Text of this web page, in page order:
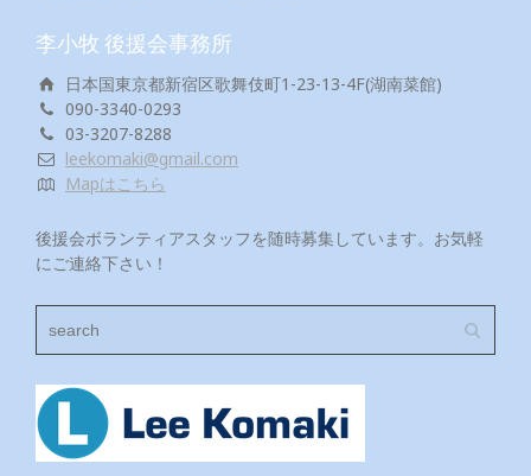
李小牧 後援会事務所
日本国東京都新宿区歌舞伎町1-23-13-4F(湖南菜館)
090-3340-0293
03-3207-8288
leekomaki@gmail.com
Mapはこちら
後援会ボランティアスタッフを随時募集しています。お気軽
にご連絡下さい！